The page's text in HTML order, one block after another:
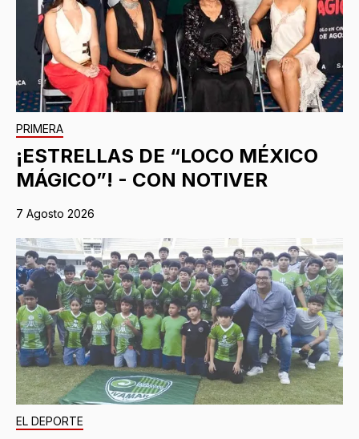
PRIMERA
¡ESTRELLAS DE “LOCO MÉXICO
MÁGICO”! - CON NOTIVER
7 Agosto 2026
EL DEPORTE